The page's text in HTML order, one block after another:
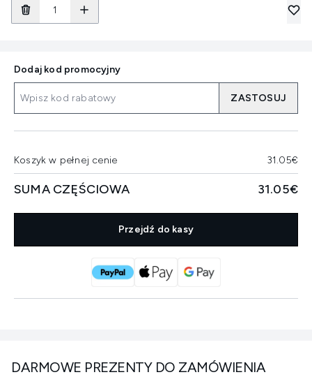
DARMOWE PREZENTY DO ZAMÓWIENIA
Dodaj kod promocyjny
ZASTOSUJ
Koszyk w pełnej cenie 31.05€
SUMA CZĘŚCIOWA 31.05€
Przejdź do kasy